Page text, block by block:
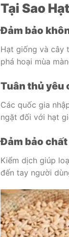
Tại Sao
Đảm bảo
Hạt giống và cây
phá hoại mùa
Tuân thủ yêu
Các quốc gia
ngặt đối với hạt
Đảm bảo
Kiểm dịch giúp
đến tay người